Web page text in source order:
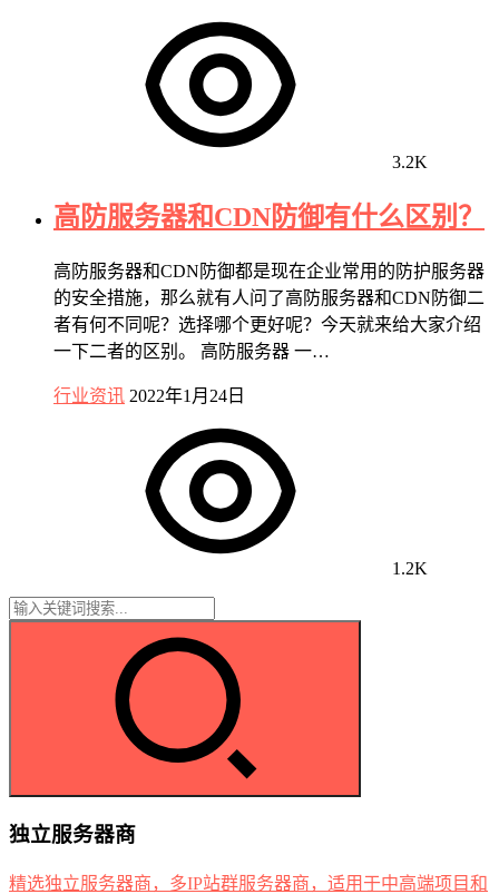
3.2K
高防服务器和CDN防御有什么区别？
高防服务器和CDN防御都是现在企业常用的防护服务器
的安全措施，那么就有人问了高防服务器和CDN防御二
者有何不同呢？选择哪个更好呢？今天就来给大家介绍
一下二者的区别。 高防服务器 一…
行业资讯 2022年1月24日
1.2K
独立服务器商
精选独立服务器商，多IP站群服务器商，适用于中高端项目和